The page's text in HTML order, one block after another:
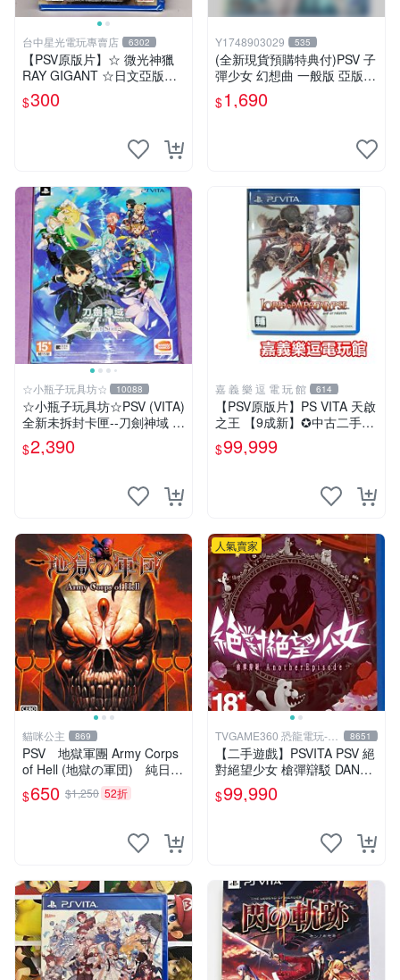
台中星光電玩專賣店 6302
【PSV原版片】☆ 微光神獵
RAY GIGANT ☆日文亞版全
新品【含初回封入特典】台中
星光電玩
$300
Y1748903029 535
(全新現貨預購特典付)PSV 子
彈少女 幻想曲 一般版 亞版
中英日文版
$1,690
☆小瓶子玩具坊☆ 10088
☆小瓶子玩具坊☆PSV (VITA)
全新未拆封卡匣--刀劍神域 -L
ost Song- 中文版 限定版
$2,390
嘉 義 樂 逗 電 玩 館 614
【PSV原版片】PS VITA 天啟
之王 【9成新】✪中古二手✪
嘉義樂逗電玩館
$99,999
貓咪公主 869
PSV 地獄軍團 Army Corps
of Hell (地獄の軍団) 純日版
全新品
$650 $1,250 52折
人氣賣家
TVGAME360 恐龍電玩-台
中店
8651
【二手遊戲】PSVITA PSV 絕
對絕望少女 槍彈辯駁 DANGA
NRONPA ANOTHER EPISO
DE 中文版
$99,990